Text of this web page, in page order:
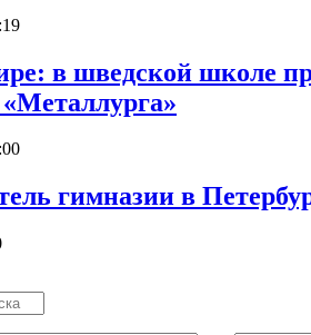
в шведской школе
гимназии в